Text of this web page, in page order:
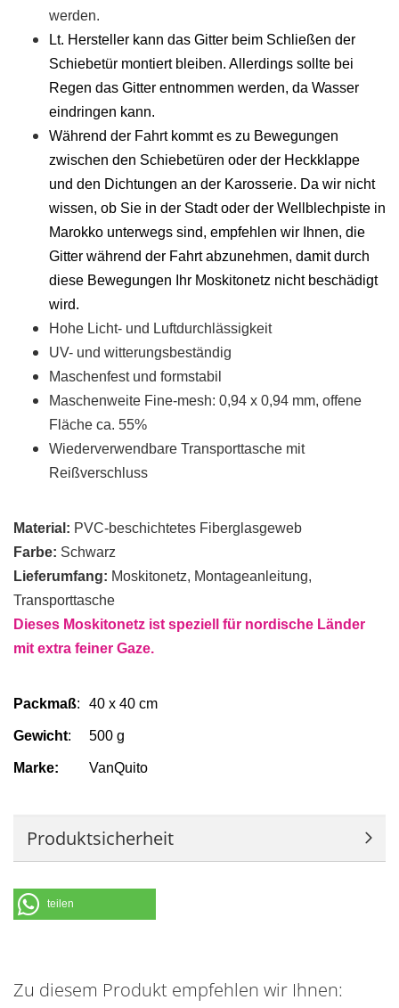
werden.
Lt. Hersteller kann das Gitter beim Schließen der
Schiebetür montiert bleiben. Allerdings sollte bei
Regen das Gitter entnommen werden, da Wasser
eindringen kann.
Während der Fahrt kommt es zu Bewegungen
zwischen den Schiebetüren oder der Heckklappe
und den Dichtungen an der Karosserie. Da wir nicht
wissen, ob Sie in der Stadt oder der Wellblechpiste in
Marokko unterwegs sind, empfehlen wir Ihnen, die
Gitter während der Fahrt abzunehmen, damit durch
diese Bewegungen Ihr Moskitonetz nicht beschädigt
wird.
Hohe Licht- und Luftdurchlässigkeit
UV- und witterungsbeständig
Maschenfest und formstabil
Maschenweite Fine-mesh: 0,94 x 0,94 mm, offene
Fläche ca. 55%
Wiederverwendbare Transporttasche mit
Reißverschluss
Material: PVC-beschichtetes Fiberglasgeweb
Farbe: Schwarz
Lieferumfang: Moskitonetz, Montageanleitung,
Transporttasche
Dieses Moskitonetz ist speziell für nordische Länder
mit extra feiner Gaze.
Packmaß: 40 x 40 cm
Gewicht: 500 g
Marke: VanQuito
Produktsicherheit
teilen
Zu diesem Produkt empfehlen wir Ihnen: